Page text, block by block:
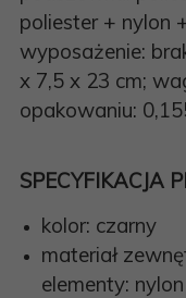
poliester + nylon
wyposażenie:
x 7,5 x 23 cm;
opakowaniu:
SPECYFIKACJA
kolor: czarny
materiał
elementy: